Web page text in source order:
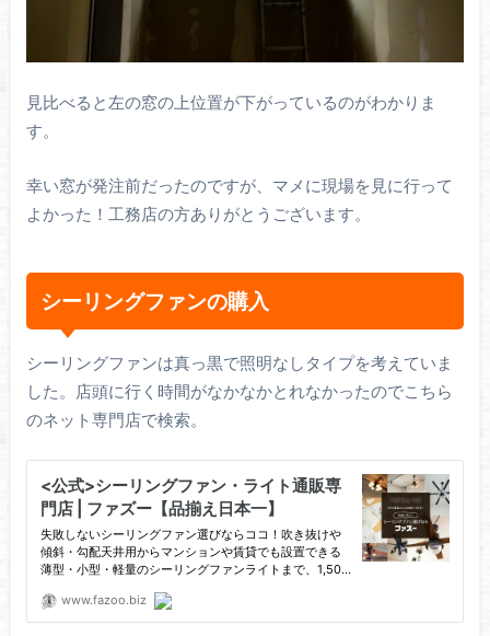
見比べると左の窓の上位置が下がっているのがわかりま
す。
幸い窓が発注前だったのですが、マメに現場を見に行って
よかった！工務店の方ありがとうございます。
シーリングファンの購入
シーリングファンは真っ黒で照明なしタイプを考えていま
した。店頭に行く時間がなかなかとれなかったのでこちら
のネット専門店で検索。